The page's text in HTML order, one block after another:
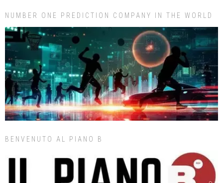
NUMBER ONE PREDICTION COMPANY IN THE WORLD
BENVENUTO AL PIANO B